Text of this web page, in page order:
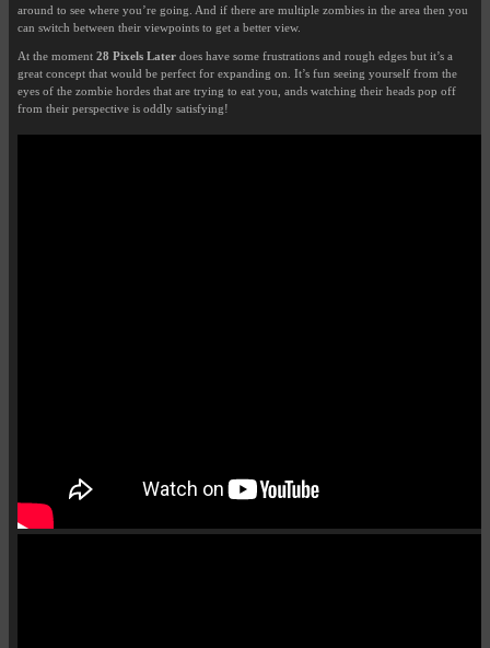
around to see where you’re going. And if there are multiple zombies in the area then you
can switch between their viewpoints to get a better view.
At the moment 28 Pixels Later does have some frustrations and rough edges but it’s a
great concept that would be perfect for expanding on. It’s fun seeing yourself from the
eyes of the zombie hordes that are trying to eat you, ands watching their heads pop off
from their perspective is oddly satisfying!